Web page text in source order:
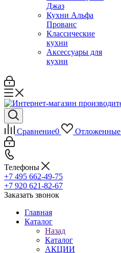
Джаз
Кухни Альфа
Прованс
Классические
кухни
Аксессуары для
кухни
Сравнение0 Отложенные
Телефоны
+7 495 662-49-75
+7 920 621-82-67
Заказать звонок
Главная
Каталог
Назад
Каталог
АКЦИИ